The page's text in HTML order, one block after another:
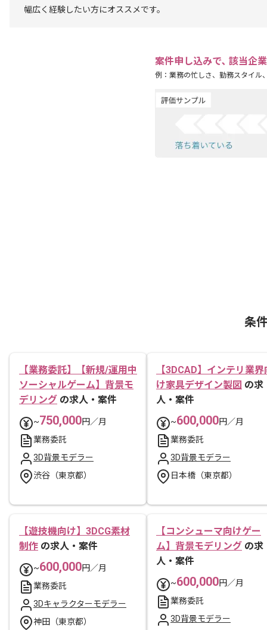
幅広く経験したい方にオススメです。
案件申し込みで､ 該当企
例：業務の忙しさ、勤務スタイル
条
【業務委託】【新規/運用中
ソーシャルゲーム】背景モ
デリング の求人・案件
~750,000円／月
業務委託
3D背景モデラー
渋谷（東京都）
【3DCAD】インテリ業界
け家具デザイン製図 の求
人・案件
~600,000円／月
業務委託
3D背景モデラー
日本橋（東京都）
【遊技機向け】3DCG素材
制作 の求人・案件
~600,000円／月
業務委託
3Dキャラクターモデラー
神田（東京都）
【コンシューマ向けゲー
ム】背景モデリング の求
人・案件
~600,000円／月
業務委託
3D背景モデラー